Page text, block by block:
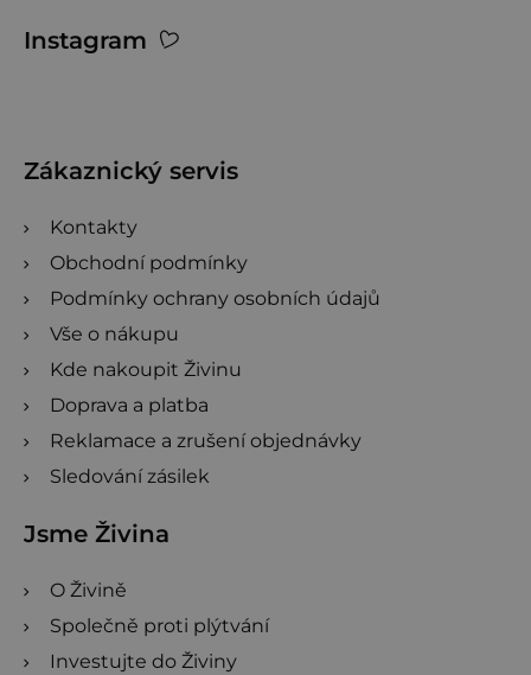
Instagram
Zákaznický servis
Kontakty
Obchodní podmínky
Podmínky ochrany osobních údajů
Vše o nákupu
Kde nakoupit Živinu
Doprava a platba
Reklamace a zrušení objednávky
Sledování zásilek
Jsme Živina
O Živině
Společně proti plýtvání
Investujte do Živiny